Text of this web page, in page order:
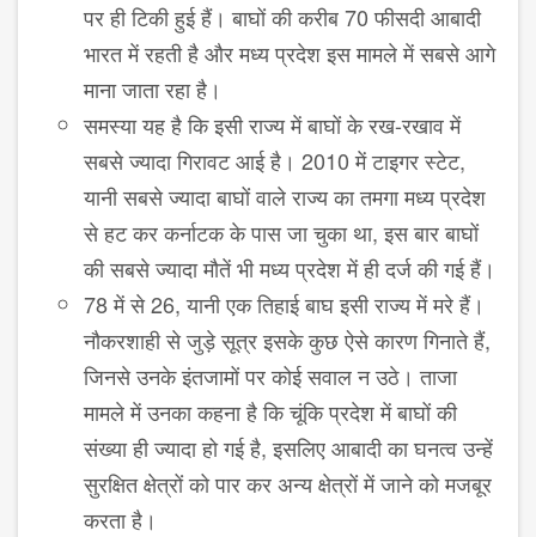
पर ही टिकी हुई हैं। बाघों की करीब 70 फीसदी आबादी
भारत में रहती है और मध्य प्रदेश इस मामले में सबसे आगे
माना जाता रहा है।
समस्या यह है कि इसी राज्य में बाघों के रख-रखाव में
सबसे ज्यादा गिरावट आई है। 2010 में टाइगर स्टेट,
यानी सबसे ज्यादा बाघों वाले राज्य का तमगा मध्य प्रदेश
से हट कर कर्नाटक के पास जा चुका था, इस बार बाघों
की सबसे ज्यादा मौतें भी मध्य प्रदेश में ही दर्ज की गई हैं।
78 में से 26, यानी एक तिहाई बाघ इसी राज्य में मरे हैं।
नौकरशाही से जुड़े सूत्र इसके कुछ ऐसे कारण गिनाते हैं,
जिनसे उनके इंतजामों पर कोई सवाल न उठे। ताजा
मामले में उनका कहना है कि चूंकि प्रदेश में बाघों की
संख्या ही ज्यादा हो गई है, इसलिए आबादी का घनत्व उन्हें
सुरक्षित क्षेत्रों को पार कर अन्य क्षेत्रों में जाने को मजबूर
करता है।